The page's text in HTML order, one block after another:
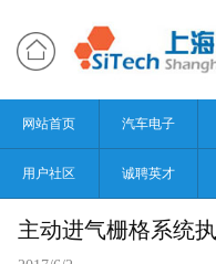
网站首页 汽车电子
用户社区 诚聘英才
主动进气栅格系统执